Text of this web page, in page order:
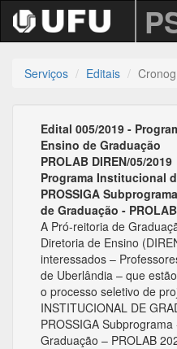
Serviços Editais
Edital 005/2019 -
Ensino de Graduação
PROLAB DIREN/05/2019
Programa Institucional
PROSSIGA
de Graduação -
A Pró-reitoria de
Diretoria de Ensino
interessados –
de Uberlândia – que
o processo seletivo de
INSTITUCIONAL DE
PROSSIGA
Graduação – PROLAB